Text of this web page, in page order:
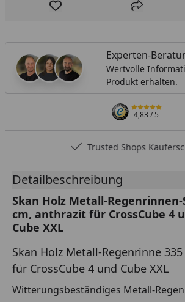
Produkt zur Wunschliste
Teilen
Experten-
Wertvolle
Produkt erhalten.
4,83/ 5
Trusted Shops
Detailbeschreibung
Skan Holz Metall-Regenrinnen-
cm, anthrazit für CrossCube 4
Cube XXL
Skan Holz Metall-Regenrinne
für CrossCube 4 und Cube XXL
Witterungsbeständiges Metall-